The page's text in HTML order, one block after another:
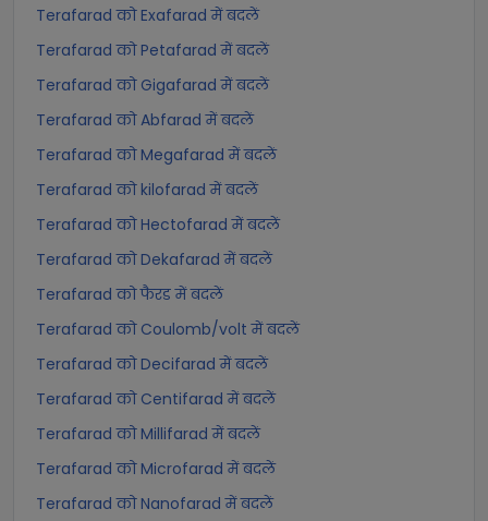
Terafarad को Exafarad में बदलें
Terafarad को Petafarad में बदलें
Terafarad को Gigafarad में बदलें
Terafarad को Abfarad में बदलें
Terafarad को Megafarad में बदलें
Terafarad को kilofarad में बदलें
Terafarad को Hectofarad में बदलें
Terafarad को Dekafarad में बदलें
Terafarad को फैरड में बदलें
Terafarad को Coulomb/volt में बदलें
Terafarad को Decifarad में बदलें
Terafarad को Centifarad में बदलें
Terafarad को Millifarad में बदलें
Terafarad को Microfarad में बदलें
Terafarad को Nanofarad में बदलें